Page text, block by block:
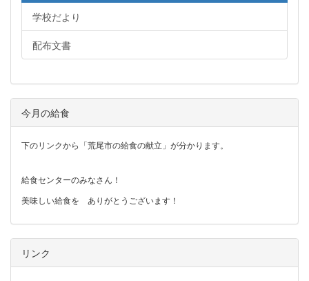
学校だより
配布文書
今月の給食
下のリンクから「荒尾市の給食の献立」が分かります。
給食センターのみなさん！
美味しい給食を ありがとうございます！
リンク